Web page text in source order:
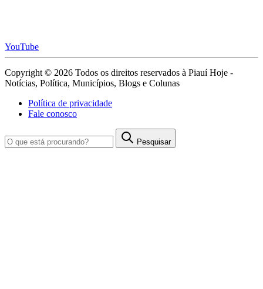
YouTube
Copyright © 2026 Todos os direitos reservados à Piauí Hoje -
Notícias, Política, Municípios, Blogs e Colunas
Política de privacidade
Fale conosco
Pesquisar